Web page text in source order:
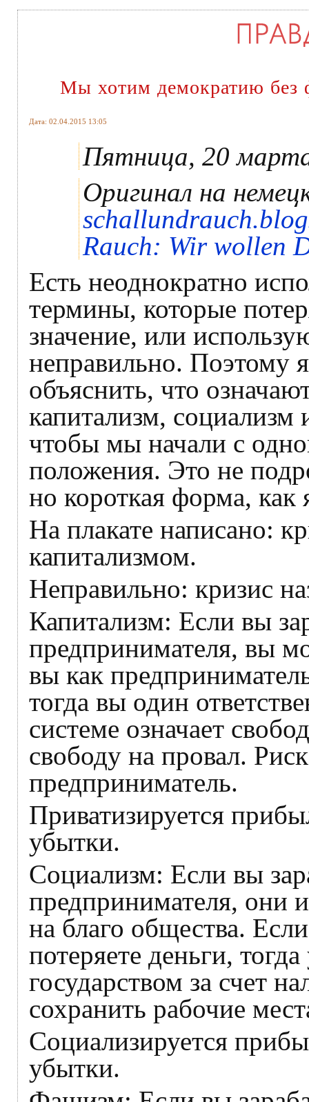
Мы хотим демократию без
Дата: 02.04.2015 13:05
Пятница, 20
Оригинал на
Rauch: Wir wollen
Есть неоднократно
термины, которые
значение, или
неправильно. Поэтому
объяснить, что
капитализм,
чтобы мы начали с
положения. Это не
но короткая форма,
На плакате написано:
капитализмом.
Неправильно: кризис
Капитализм: Если вы
предпринимателя, вы
вы как
тогда вы один
системе означает
свободу на провал.
предприниматель.
Приватизируется
убытки.
Социализм: Если вы
предпринимателя, они
на благо общества.
потеряете деньги,
государством за счет
сохранить рабочие
Социализируется
убытки.